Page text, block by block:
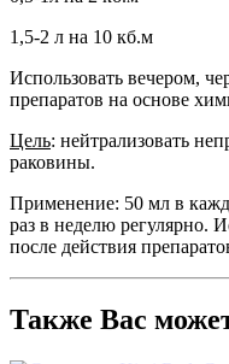
1,5-2 л на 10 кб.м
Использовать вечером,
препаратов на основе
Цель: нейтрализовать
раковины.
Применение: 50 мл в
раз в неделю регулярно.
после действия
Также Вас